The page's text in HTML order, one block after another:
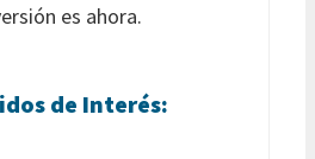
es ahora.
de Interés: